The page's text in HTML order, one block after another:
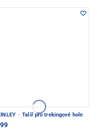
· Talíř pro trekingové hole